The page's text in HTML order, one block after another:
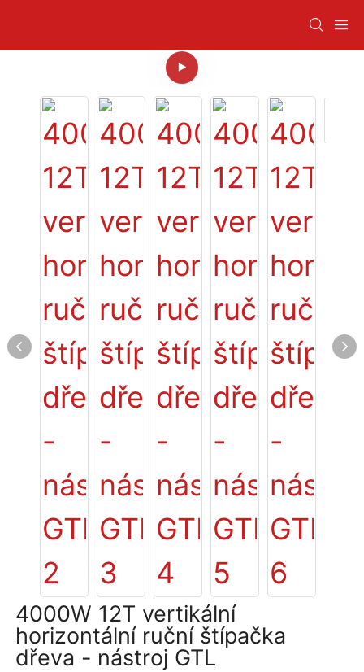
4000W 12T vertikální
horizontální ruční štípačka
dřeva - nástroj GTL